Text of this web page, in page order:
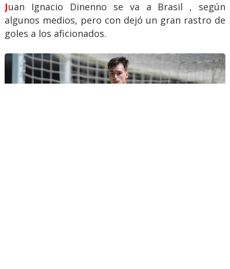
Juan Ignacio Dinenno se va a Brasil , según
algunos medios, pero con dejó un gran rastro de
goles a los aficionados.